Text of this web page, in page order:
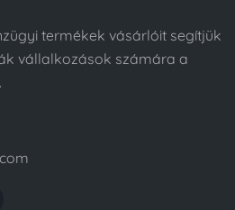
termékek vásárlóit segítjük
vállalkozások számára a